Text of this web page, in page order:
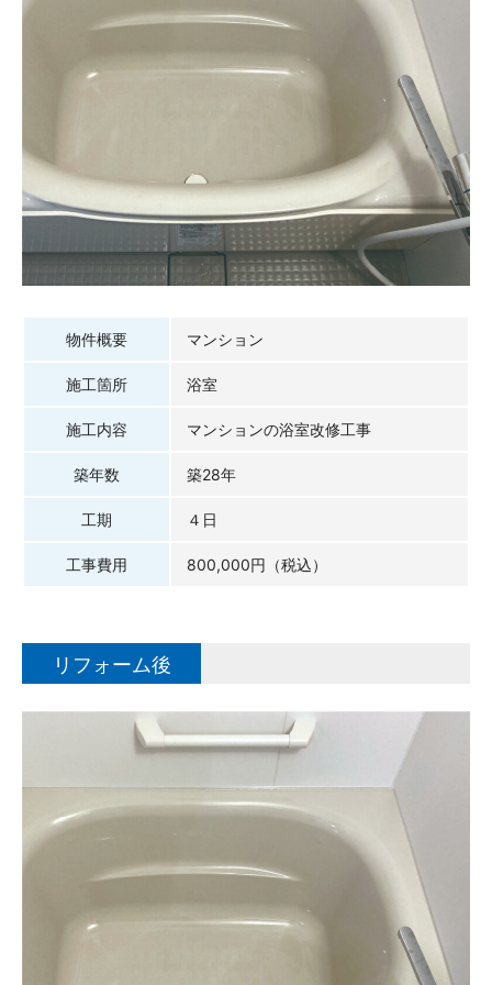
物件概要 マンション
施工箇所 浴室
施工内容 マンションの浴室改修工事
築年数 築28年
工期 ４日
工事費用 800,000円（税込）
リフォーム後